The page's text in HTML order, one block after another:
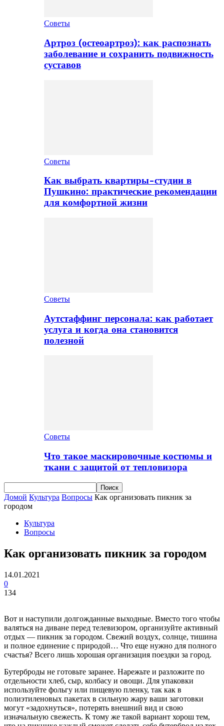
Советы
Артроз (остеоартроз): как распознать
заболевание и сохранить подвижность
суставов
Советы
Как выбрать квартиры-студии в
Пушкино: практические рекомендации
для комфортной жизни
Советы
Аутстаффинг персонала: как работает
услуга и когда она становится
полезной
Советы
Что такое маскировочные костюмы и
ткани с защитой от тепловизора
Домой Культура Вопросы Как организовать пикник за
городом
Культура
Вопросы
Как организовать пикник за городом
14.01.2021
0
134
Вот и наступили долгожданные выходные. Вместо того чтобы
валяться на диване перед телевизором, организуйте активный
отдых — пикник за городом. Свежий воздух, солнце, тишина
и полное единение с природой… Что еще нужно для полного
счастья? Всего лишь хорошая организация поездки за город.
Бутерброды не готовьте заранее. Нарежьте и разложите по
отдельности хлеб, сыр, колбасу и овощи. Для упаковки
используйте фольгу или пищевую пленку, так как в
полиэтиленовых пакетах в сильную жару ваши заготовки
могут «задохнуться», потерять внешний вид и свою
изначальную свежесть. К тому же такой вариант хорош тем,